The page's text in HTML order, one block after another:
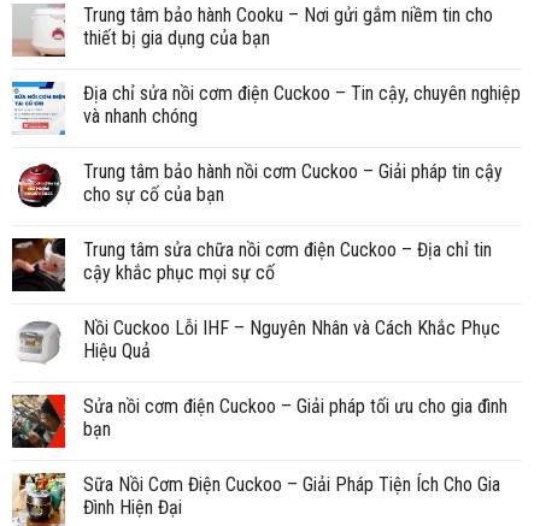
Trung tâm bảo hành Cooku – Nơi gửi gắm niềm tin cho
thiết bị gia dụng của bạn
Địa chỉ sửa nồi cơm điện Cuckoo – Tin cậy, chuyên nghiệp
và nhanh chóng
Trung tâm bảo hành nồi cơm Cuckoo – Giải pháp tin cậy
cho sự cố của bạn
Trung tâm sửa chữa nồi cơm điện Cuckoo – Địa chỉ tin
cậy khắc phục mọi sự cố
Nồi Cuckoo Lỗi IHF – Nguyên Nhân và Cách Khắc Phục
Hiệu Quả
Sửa nồi cơm điện Cuckoo – Giải pháp tối ưu cho gia đình
bạn
Sữa Nồi Cơm Điện Cuckoo – Giải Pháp Tiện Ích Cho Gia
Đình Hiện Đại